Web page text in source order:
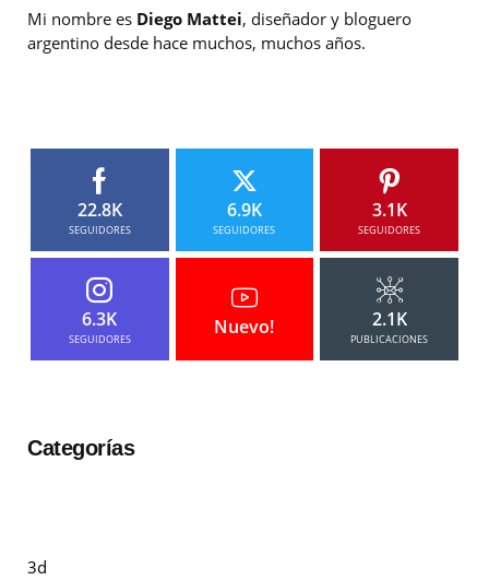
Mi nombre es Diego Mattei, diseñador y bloguero
argentino desde hace muchos, muchos años.
22.8K
SEGUIDORES
6.9K
SEGUIDORES
3.1K
SEGUIDORES
6.3K
SEGUIDORES
Nuevo! 2.1K
PUBLICACIONES
Categorías
3d